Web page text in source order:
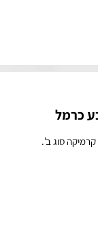
כרמל
קרמיקה סוג ב'.